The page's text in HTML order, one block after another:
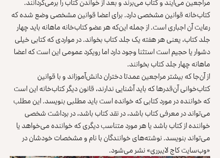
کتاب‌خانه قوانین مشخصی دارد. برای اعضا قوانین مشخصی وضع شده که
رعایت آن اجباری است. از جمله این‌که هر عضو کتاب‌خانه ماهانه باید چهار
جلد کتاب، یعنی هر هفته یک جلد کتاب بخواند. در مواردی که کتابی خیلی
دشوار یا حجیم است استثنا وجود دارد اما رویکرد عمومی این است که اعضا
ماهانه چهار جلد کتاب بخوانند.
از آن‌جا که بیشتر مراجعین عمدتا دختران دانش‌آموزاند و با قوانین
کتاب‌خوانی آن‌قدرها که باید آشنایی ندارند، قانون دیگر کتاب‌خانه این است
که خواننده در مورد کتابی که خوانده است باید مطلبی بنویسد. این مطلب
می‌تواند در معرفی کتاب باشد، در نقد کتاب باشد، در برداشت شخصی
خواننده از کتاب باشد یا هر مورد متناسب دیگری که خواننده می‌خواهد یا
می‌تواند بنویسد. نوشته‌های خوانندگان با نام و مشخصات خودشان در
«وب‌سایت کاج لایبرری» نشر می‌شود.